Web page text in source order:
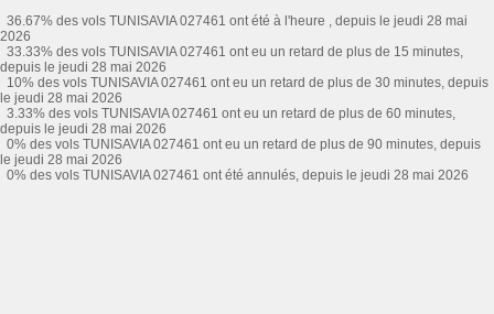
36.67% des vols TUNISAVIA 027461 ont été à l'heure , depuis le jeudi 28 mai
2026
33.33% des vols TUNISAVIA 027461 ont eu un retard de plus de 15 minutes,
depuis le jeudi 28 mai 2026
10% des vols TUNISAVIA 027461 ont eu un retard de plus de 30 minutes, depuis
le jeudi 28 mai 2026
3.33% des vols TUNISAVIA 027461 ont eu un retard de plus de 60 minutes,
depuis le jeudi 28 mai 2026
0% des vols TUNISAVIA 027461 ont eu un retard de plus de 90 minutes, depuis
le jeudi 28 mai 2026
0% des vols TUNISAVIA 027461 ont été annulés, depuis le jeudi 28 mai 2026